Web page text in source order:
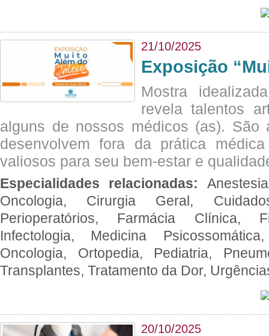
21/10/2025
Exposição
Mostra
revela talentos
alguns de nossos médicos (as). São
desenvolvem fora da prática
valiosos para seu bem-estar e
Especialidades relacionadas:
Oncologia, Cirurgia Geral,
Perioperatórios, Farmácia Clínica,
Infectologia, Medicina
Oncologia, Ortopedia, Pediatria,
Transplantes, Tratamento da Dor,
20/10/2025